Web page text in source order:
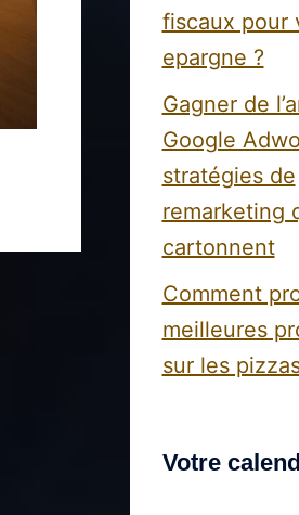
fiscaux pour
epargne ?
Gagner de
Google
stratégies de
remarketing
cartonnent
Comment
meilleures
sur les
Votre